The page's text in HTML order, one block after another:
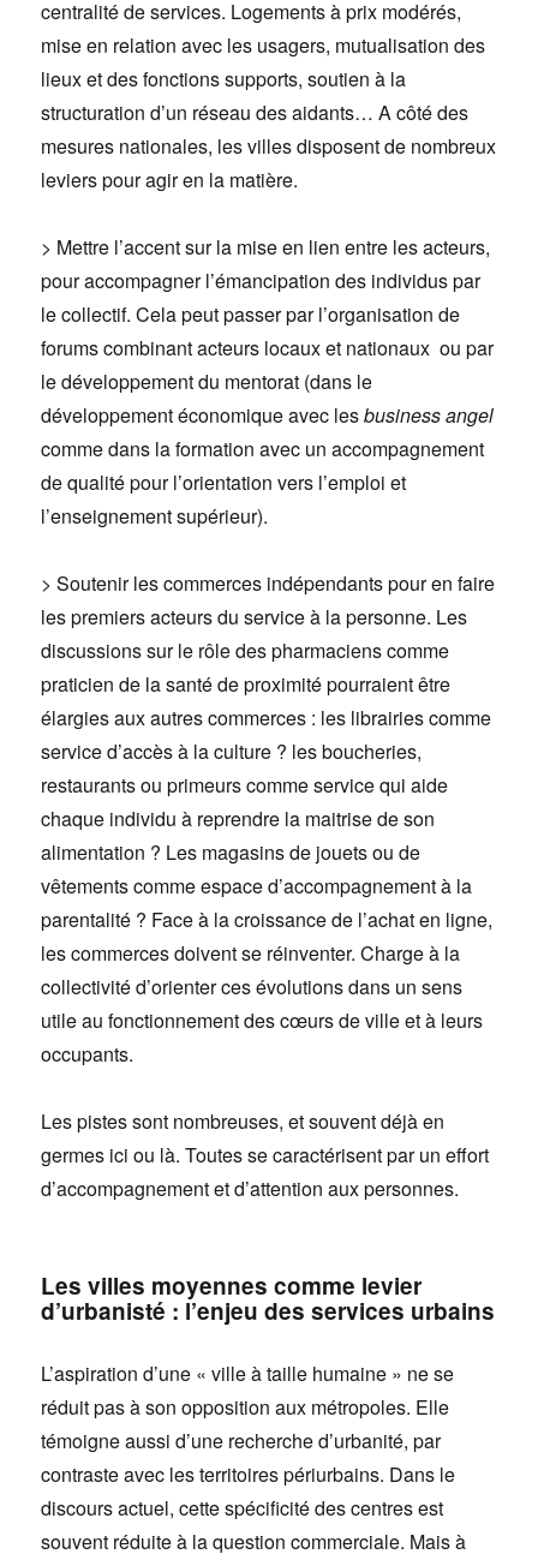
centralité de services. Logements à prix modérés,
mise en relation avec les usagers, mutualisation des
lieux et des fonctions supports, soutien à la
structuration d’un réseau des aidants… A côté des
mesures nationales, les villes disposent de nombreux
leviers pour agir en la matière.
> Mettre l’accent sur la mise en lien entre les acteurs,
pour accompagner l’émancipation des individus par
le collectif. Cela peut passer par l’organisation de
forums combinant acteurs locaux et nationaux ou par
le développement du mentorat (dans le
développement économique avec lesbusiness angel
comme dans la formation avec un accompagnement
de qualité pour l’orientation vers l’emploi et
l’enseignement supérieur).
> Soutenir les commerces indépendants pour en faire
les premiers acteurs du service à la personne. Les
discussions sur le rôle des pharmaciens comme
praticien de la santé de proximité pourraient être
élargies aux autres commerces : les librairies comme
service d’accès à la culture ? les boucheries,
restaurants ou primeurs comme service qui aide
chaque individu à reprendre la maitrise de son
alimentation ? Les magasins de jouets ou de
vêtements comme espace d’accompagnement à la
parentalité ? Face à la croissance de l’achat en ligne,
les commerces doivent se réinventer. Charge à la
collectivité d’orienter ces évolutions dans un sens
utile au fonctionnement des cœurs de ville et à leurs
occupants.
Les pistes sont nombreuses, et souvent déjà en
germes ici ou là. Toutes se caractérisent par un effort
d’accompagnement et d’attention aux personnes.
Les villes moyennes comme levier
d’urbanisté : l’enjeu des services urbains
L’aspiration d’une « ville à taille humaine » ne se
réduit pas à son opposition aux métropoles. Elle
témoigne aussi d’une recherche d’urbanité, par
contraste avec les territoires périurbains. Dans le
discours actuel, cette spécificité des centres est
souvent réduite à la question commerciale. Mais à